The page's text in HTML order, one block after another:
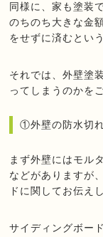
同様に、家も塗装
のちのち大きな金
をせずに済むとい
それでは、外壁塗
ってしまうのかを
①外壁の防水切
まず外壁にはモル
などがありますが
ドに関してお伝え
サイディングボー